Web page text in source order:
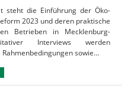
steht die Einführung der Öko-
2023 und deren praktische
Betrieben in Mecklenburg-
Interviews werden
sowie…